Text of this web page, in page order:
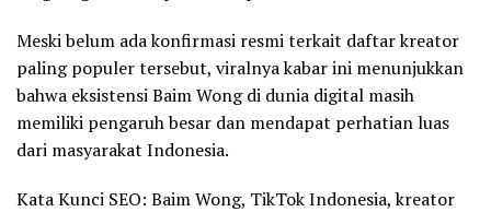
Meski belum ada konfirmasi resmi terkait daftar kreator
paling populer tersebut, viralnya kabar ini menunjukkan
bahwa eksistensi Baim Wong di dunia digital masih
memiliki pengaruh besar dan mendapat perhatian luas
dari masyarakat Indonesia.
Kata Kunci SEO: Baim Wong, TikTok Indonesia, kreator